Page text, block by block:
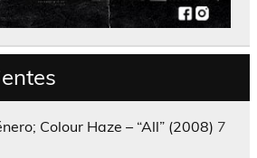
Colour Haze – “All” (2008) 7